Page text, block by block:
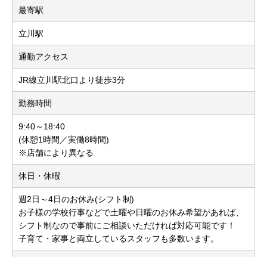
最寄駅
立川駅
通勤アクセス
JR線立川駅北口より徒歩3分
勤務時間
9:40～18:40
(休憩1時間／実働8時間)
※店舗により異なる
休日・休暇
週2日～4日のお休み(シフト制)
お子様の学校行事などで土曜や日曜のお休み希望があれば、
シフト制なので事前にご相談いただければ対応可能です！
子育て・家事と両立しているスタッフも多数います。